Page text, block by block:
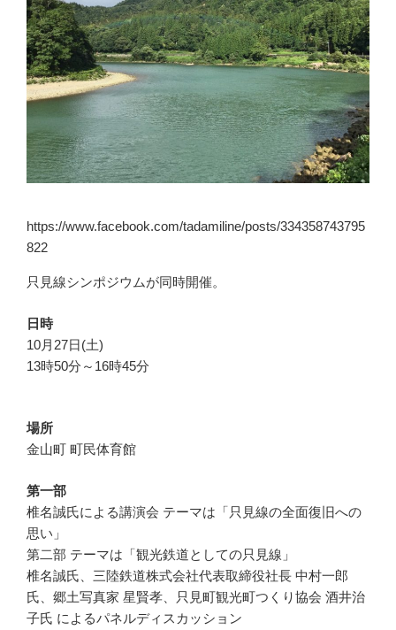
https://www.facebook.com/tadamiline/posts/334358743795
822
只見線シンポジウムが同時開催。
日時
10月27日(土)
13時50分～16時45分
場所
金山町 町民体育館
第一部
椎名誠氏による講演会 テーマは「只見線の全面復旧への
思い」
第二部 テーマは「観光鉄道としての只見線」
椎名誠氏、三陸鉄道株式会社代表取締役社長 中村一郎
氏、郷土写真家 星賢孝、只見町観光町つくり協会 酒井治
子氏 によるパネルディスカッション